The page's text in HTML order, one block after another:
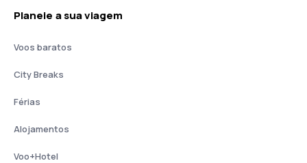
Planeie a sua viagem
Voos baratos
City Breaks
Férias
Alojamentos
Voo+Hotel